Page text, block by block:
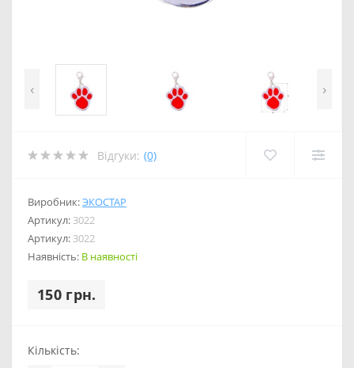
‹ ›
Відгуки: (0)
Виробник:ЭКОСТАР
Артикул: 3022
Артикул: 3022
Наявність: В наявності
150 грн.
Кількість: